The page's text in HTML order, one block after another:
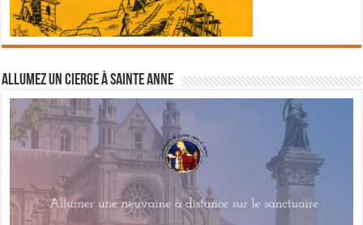
Allumez un cierge à Sainte Anne